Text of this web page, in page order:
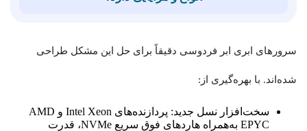
سرورهای ابری ابر فردوسی دقیقاً برای حل این مشکل طراحی
شده‌اند. با بهره‌گیری از:
سخت‌افزار نسل جدید: پردازنده‌های Intel Xeon و AMD
EPYC به‌همراه هاردهای فوق سریع NVMe، قدرت